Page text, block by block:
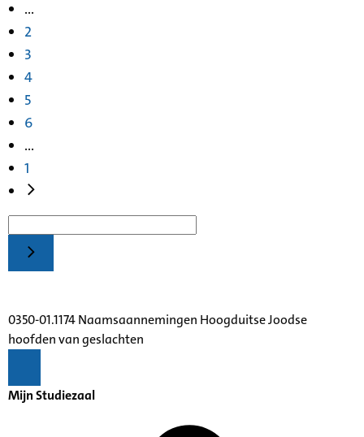
...
2
3
4
5
6
...
1
0350-01.1174 Naamsaannemingen Hoogduitse Joodse
hoofden van geslachten
Mijn Studiezaal